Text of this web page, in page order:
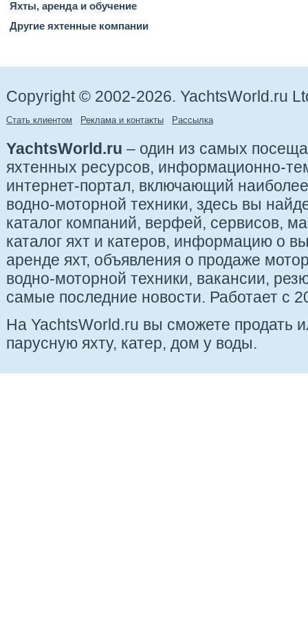
Яхты, аренда и обучение
Другие яхтенные компании
Copyright © 2002-2026. YachtsWorld.ru
Стать клиентом Реклама и контакты Рассылка
YachtsWorld.ru – один из самых
яхтенных ресурсов, информационно-
интернет-портал, включающий
водно-моторной техники, здесь вы
каталог компаний, верфей, сервисов,
каталог яхт и катеров, информацию о
аренде яхт, объявления о продаже
водно-моторной техники, вакансии,
самые последние новости. Работает с
На YachtsWorld.ru вы сможете продать
парусную яхту, катер, дом у воды.